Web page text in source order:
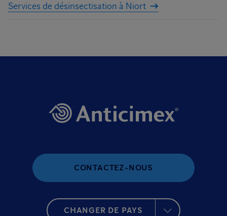
Services de désinsectisation à Niort
CONTACTEZ-NOUS
CHANGER DE PAYS